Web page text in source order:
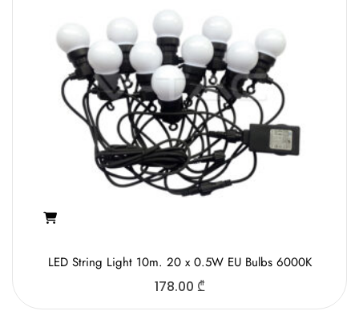
LED String Light 10m. 20 x 0.5W EU Bulbs 6000K
178.00 ₾